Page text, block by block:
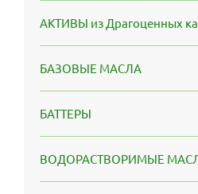
АКТИВЫ из Драгоценных
БАЗОВЫЕ МАСЛА
БАТТЕРЫ
ВОДОРАСТВОРИМЫЕ